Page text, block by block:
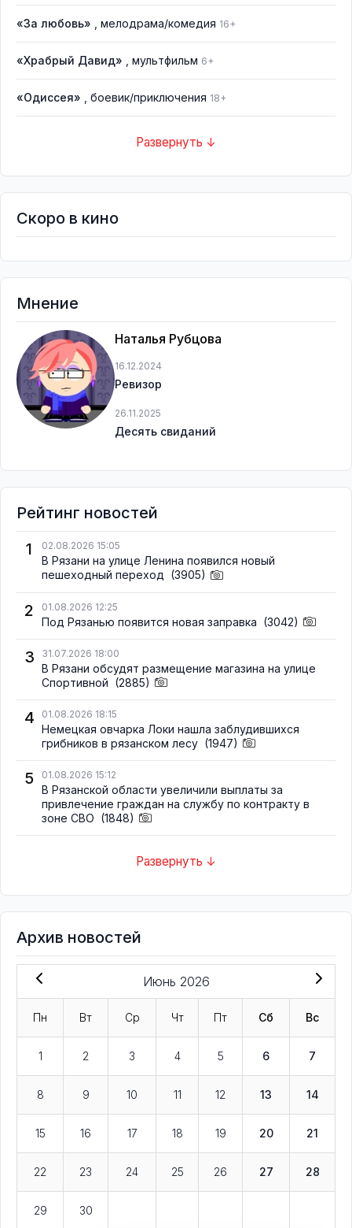
«За любовь» , мелодрама/комедия 16+
«Храбрый Давид» , мультфильм 6+
«Одиссея» , боевик/приключения 18+
Развернуть ↓
Скоро в кино
Мнение
Наталья Рубцова
16.12.2024
Ревизор
26.11.2025
Десять свиданий
Рейтинг новостей
1
02.08.2026 15:05
В Рязани на улице Ленина появился новый
пешеходный переход (3905)
2 01.08.2026 12:25
Под Рязанью появится новая заправка (3042)
3 31.07.2026 18:00
В Рязани обсудят размещение магазина на улице
Спортивной (2885)
4 01.08.2026 18:15
Немецкая овчарка Локи нашла заблудившихся
грибников в рязанском лесу (1947)
5 01.08.2026 15:12
В Рязанской области увеличили выплаты за
привлечение граждан на службу по контракту в
зоне СВО (1848)
Развернуть ↓
Архив новостей
Июнь 2026
Пн Вт Ср Чт Пт Сб Вс
1 2 3 4 5 6 7
8 9 10 11 12 13 14
15 16 17 18 19 20 21
22 23 24 25 26 27 28
29 30